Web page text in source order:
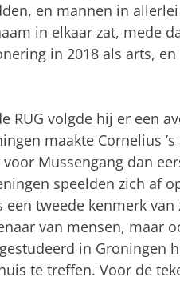
en mannen in
in elkaar zat, mede
in 2018 als arts,
RUG volgde hij er een
maakte Cornelius
Mussengang dan
speelden zich af
tweede kenmerk
van mensen, maar
in Groningen
te treffen. Voor de